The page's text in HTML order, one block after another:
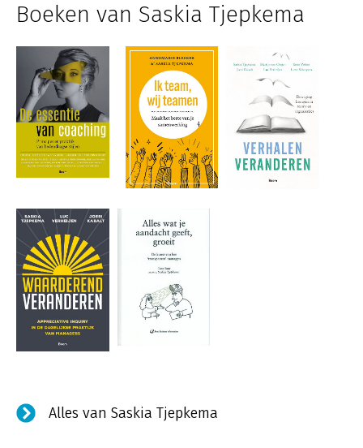
Boeken van Saskia Tjepkema
Alles van Saskia Tjepkema